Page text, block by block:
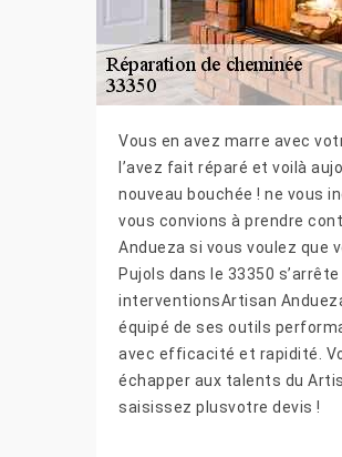
Vous en avez marre avec
l’avez fait réparé et voilà
nouveau bouchée ! ne vous
vous convions à prendre
Andueza si vous voulez que
Pujols dans le 33350
interventionsArtisan
équipé de ses outils
avec efficacité et rapidité.
échapper aux talents du
saisissez plusvotre devis !